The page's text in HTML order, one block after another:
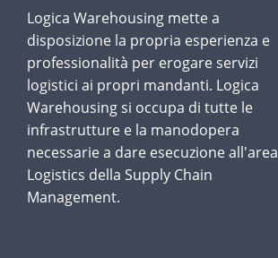
Logica Warehousing mette a
disposizione la propria esperienza e
professionalità per erogare servizi
logistici ai propri mandanti. Logica
Warehousing si occupa di tutte le
infrastrutture e la manodopera
necessarie a dare esecuzione all'area
Logistics della Supply Chain
Management.